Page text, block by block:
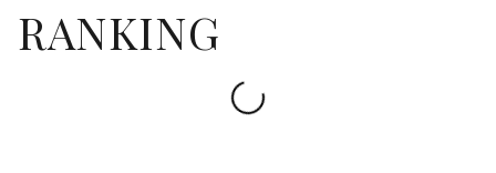
RANKING